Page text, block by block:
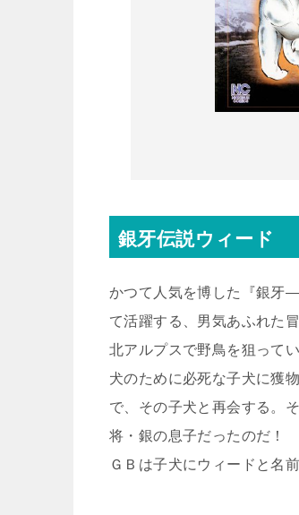
銀牙伝説ウィード
かつて人気を博した『銀牙
て活躍する、男気あふれた
北アルプスで野鳥を狙って
犬のために必死な子犬に獲
で、その子犬と再会する。
将・銀の息子だったのだ！
ＧＢは子犬にウィードと名